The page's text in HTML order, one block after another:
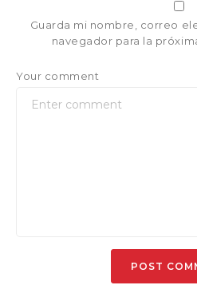
Guarda mi nombre, correo
navegador para la
Your comment